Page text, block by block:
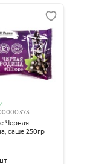
Черная
саше 250гр